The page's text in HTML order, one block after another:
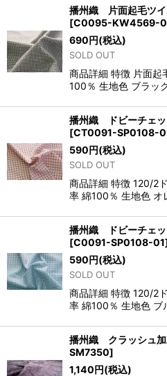
播州織 片面起毛ツ
[C0095-KW4569-
690円(税込)
SOLD OUT
商品詳細 特徴 片面起
100％ 生地色 ブラッ
播州織 ドビーチェ
[CT0091-SP0108-
590円(税込)
SOLD OUT
商品詳細 特徴 120/2
率 綿100％ 生地色
播州織 ドビーチェ
[C0091-SP0108-01
590円(税込)
SOLD OUT
商品詳細 特徴 120/2
率 綿100％ 生地色
播州織 クラッシュ加
SM7350]
1,140円(税込)